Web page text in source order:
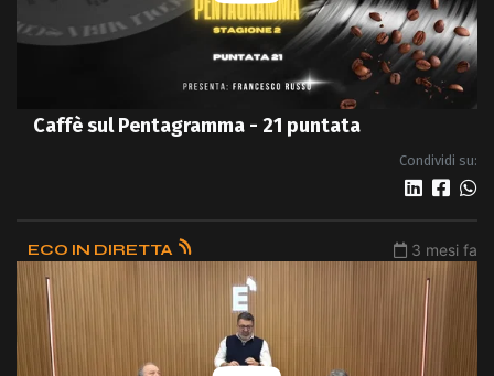
Caffè sul Pentagramma - 21 puntata
Condividi su:
ECO IN DIRETTA 3 mesi fa